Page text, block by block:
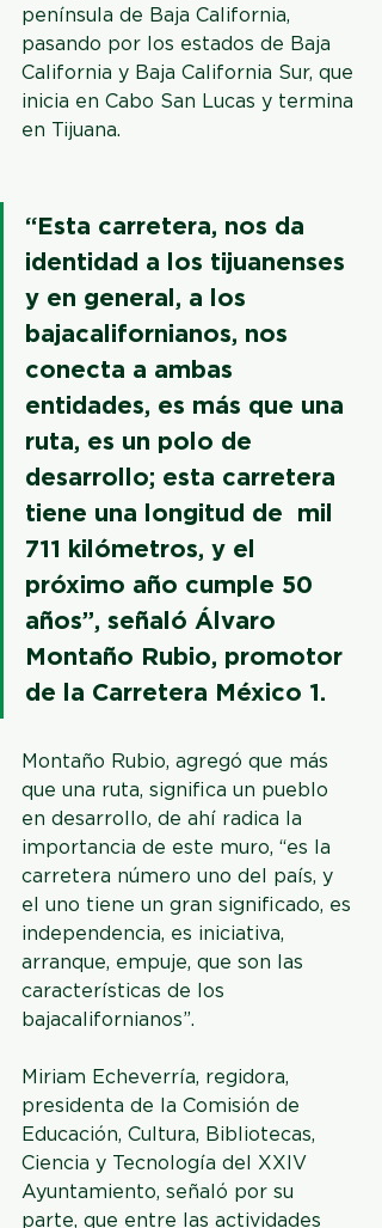
península de Baja California,
pasando por los estados de Baja
California y Baja California Sur, que
inicia en Cabo San Lucas y termina
en Tijuana.
“Esta carretera, nos da
identidad a los tijuanenses
y en general, a los
bajacalifornianos, nos
conecta a ambas
entidades, es más que una
ruta, es un polo de
desarrollo; esta carretera
tiene una longitud de  mil
711 kilómetros, y el
próximo año cumple 50
años”, señaló Álvaro
Montaño Rubio, promotor
de la Carretera México 1.
Montaño Rubio, agregó que más
que una ruta, significa un pueblo
en desarrollo, de ahí radica la
importancia de este muro, “es la
carretera número uno del país, y
el uno tiene un gran significado, es
independencia, es iniciativa,
arranque, empuje, que son las
características de los
bajacalifornianos”.
Miriam Echeverría, regidora,
presidenta de la Comisión de
Educación, Cultura, Bibliotecas,
Ciencia y Tecnología del XXlV
Ayuntamiento, señaló por su
parte, que entre las actividades